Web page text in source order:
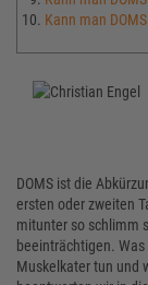
Kann man
DOMS ist die
ersten oder zweiten
mitunter so schlimm
beeinträchtigen.
Muskelkater tun und